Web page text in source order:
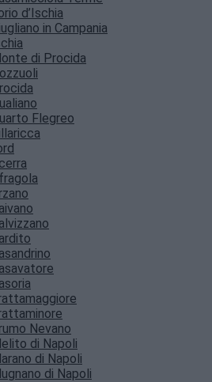
d’Ischia
in Campania
di Procida
Flegreo
Nevano
di Napoli
di Napoli
di Napoli